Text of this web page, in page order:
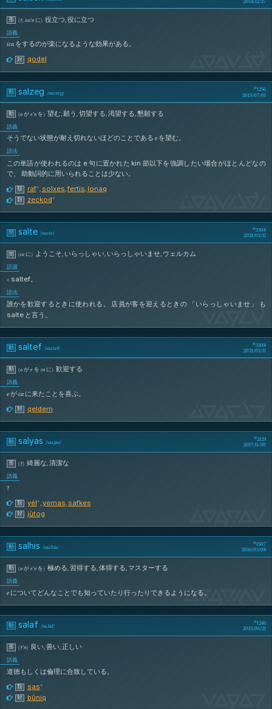
2014/12/27
形 (†, ica’nに) 役立つ,役に立つ
語義
icaをするのが楽になるような効果がある。
対 qodel
動 salzeg /saɾ.zeɡ/
1256
2015/07/01
動 (aが e’nを) 望む,願う,切望する,渇望する,懇願する
語義
そうでない状態が耐え切れないほどのことである eを望む。
語法
この単語が使われるのは e句に置かれた kin 節以下を強調したい場合がほとんどなの
で、 助動詞的に用いられることは少ない。
類 raf*, solxes,fertis, lonaq
類 zeckod*
間 salte /saɾ.te/
3308
2021/02/11
間 (caに) ようこそ, いらっしゃい, いらっしゃいませ, ウェルカム
語源
< saltef。
語法
誰かを歓迎するときに使われる。 店員が客を迎えるときの 「いらっしゃいませ」 も
salteと言う。
動 saltef /saɾ.tef/
3308
2021/02/11
動 (aが eを caに) 歓迎する
語義
eがcaに来たことを喜ぶ。
対 qeldem
動 salyas /saɾ.jas/
2129
2017/11/20
形 (†) 綺麗な,清潔な
語義
?
類 yél*,yemas, safkes
対 jùtog
動 salhis /saɾ.his/
1507
2016/03/08
動 (aが e’nを) 極める,習得する,体得する, マスターする
語義
eについてどんなことでも知っていたり行ったりできるようになる。sAlHiS
動 salaf /sa.laf/
1246
2015/06/21
形 (†’n) 良い,善い, 正しい
語義
道徳もしくは倫理に合致している。
類 sas*
対 bûniq